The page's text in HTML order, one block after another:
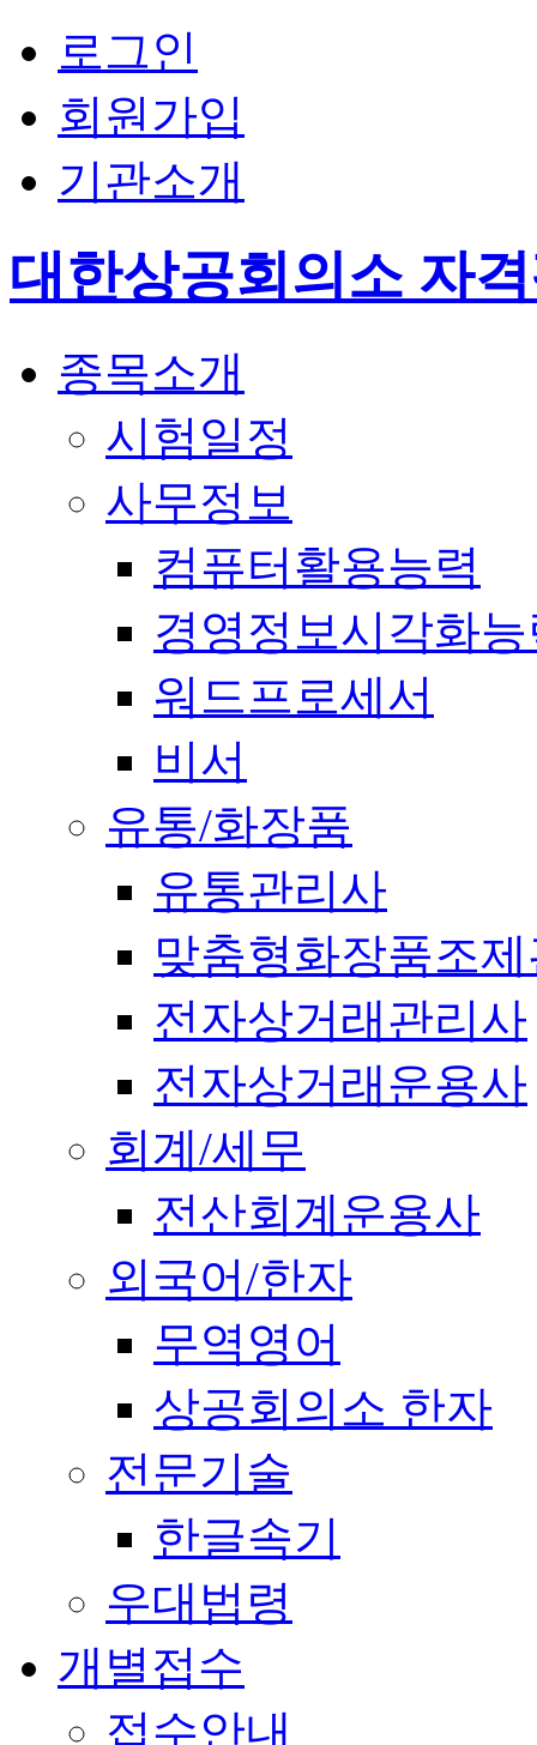
로그인
회원가입
기관소개
대한상공회의소 자
종목소개
시험일정
사무정보
컴퓨터활용능력
경영정보시각화
워드프로세서
비서
유통/화장품
유통관리사
맞춤형화장품조
전자상거래관리사
전자상거래운용사
회계/세무
전산회계운용사
외국어/한자
무역영어
상공회의소 한자
전문기술
한글속기
우대법령
개별접수
접수안내